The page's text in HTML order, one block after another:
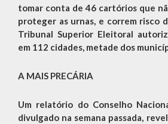
tomar conta de 46 cartórios que
proteger as urnas, e correm risco
Tribunal Superior Eleitoral
em 112 cidades, metade dos
A MAIS PRECÁRIA
Um relatório do Conselho
divulgado na semana passada,